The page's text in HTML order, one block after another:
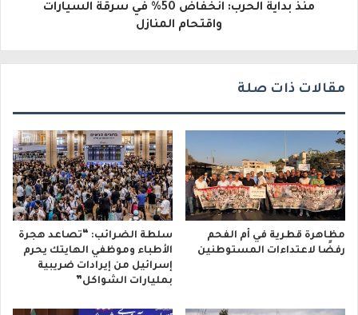
منذ بداية الحرب: انخفاض 50% في سرقة السيارات
واقتحام المنازل
مقالات ذات صلة
مظاهرة قطرية في أم الفحم
رفضًا لاعتداءات المستوطنين
سلطة الضرائب: “تصاعد هجرة
الأطباء وموظفي الهايتك يحرم
إسرائيل من إيرادات ضريبية
بمليارات الشواكل”